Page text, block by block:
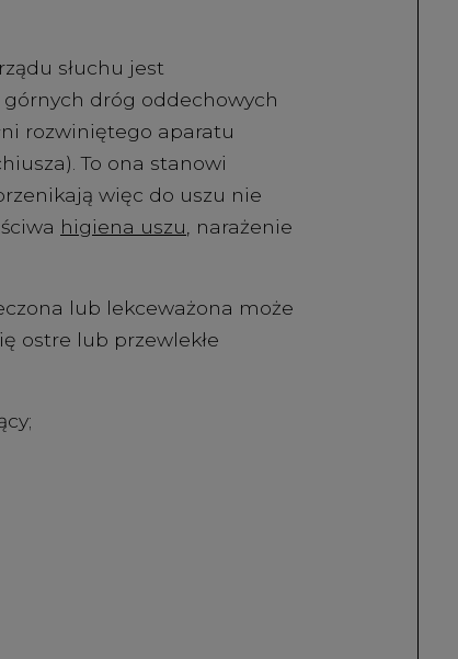
słuchu jest
dróg oddechowych
rozwiniętego aparatu
To ona stanowi
więc do uszu nie
higiena uszu , narażenie
lub lekceważona może
ostre lub przewlekłe